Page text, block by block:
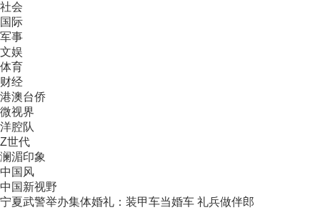
社会
国际
军事
文娱
体育
财经
港澳台侨
微视界
洋腔队
Z世代
澜湄印象
中国风
中国新视野
宁夏武警举办集体婚礼：装甲车当婚车 礼兵做伴郎